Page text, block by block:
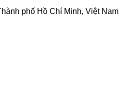
để gửi gắm “xế
một địa chỉ vệ sinh nội thất ô tô
nhân như sau:
phố Hồ Chí Minh, Việt Nam